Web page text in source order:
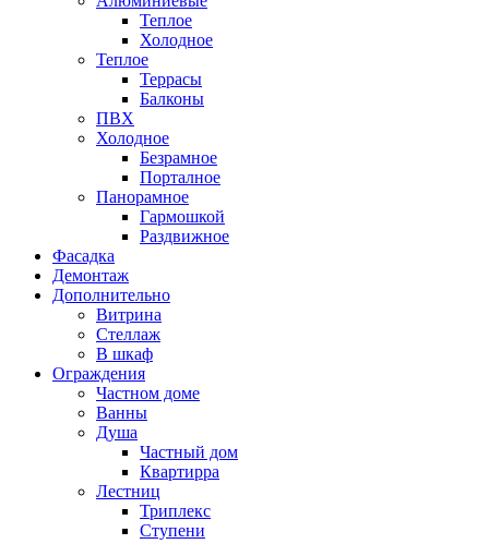
Теплое
Холодное
Теплое
Террасы
Балконы
ПВХ
Холодное
Безрамное
Порталное
Панорамное
Гармошкой
Раздвижное
Фасадка
Демонтаж
Дополнительно
Витрина
Стеллаж
В шкаф
Ограждения
Частном доме
Ванны
Душа
Частный дом
Квартирра
Лестниц
Триплекс
Ступени